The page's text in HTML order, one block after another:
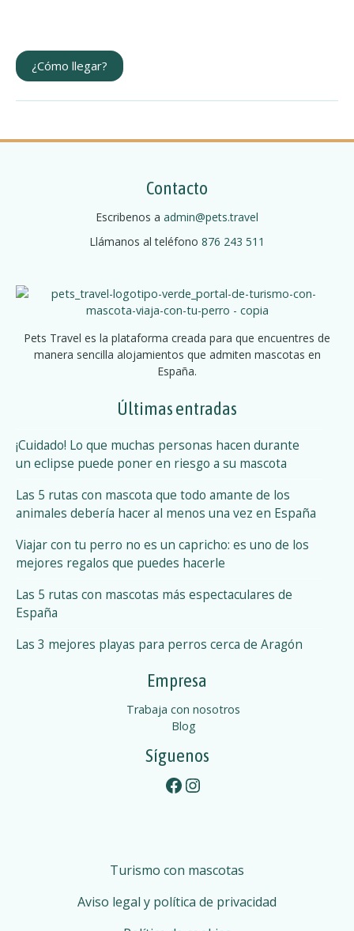
¿Cómo llegar?
Contacto
Escribenos a admin@pets.travel
Llámanos al teléfono 876 243 511
Pets Travel es la plataforma creada para que encuentres de
manera sencilla alojamientos que admiten mascotas en
España.
Últimas entradas
¡Cuidado! Lo que muchas personas hacen durante
un eclipse puede poner en riesgo a su mascota
Las 5 rutas con mascota que todo amante de los
animales debería hacer al menos una vez en España
Viajar con tu perro no es un capricho: es uno de los
mejores regalos que puedes hacerle
Las 5 rutas con mascotas más espectaculares de
España
Las 3 mejores playas para perros cerca de Aragón
Empresa
Trabaja con nosotros
Blog
Síguenos
Facebook Instagram
Turismo con mascotas
Aviso legal y política de privacidad